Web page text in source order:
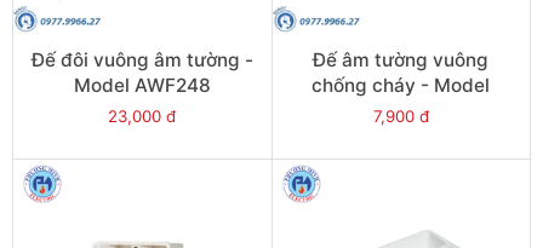
Đế đôi vuông âm tường -
Model AWF248
23,000 đ
Đế âm tường vuông
chống cháy - Model
AWF50
7,900 đ